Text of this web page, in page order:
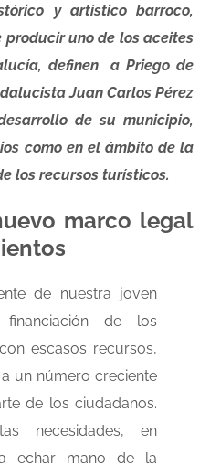
y artístico barroco,
uno de los aceites
definen a Priego de
Juan Carlos Pérez
de su municipio,
como en el ámbito de la
los recursos turísticos.
marco legal
de nuestra joven
de los
escasos recursos,
un número creciente
de los ciudadanos.
necesidades, en
echar mano de la